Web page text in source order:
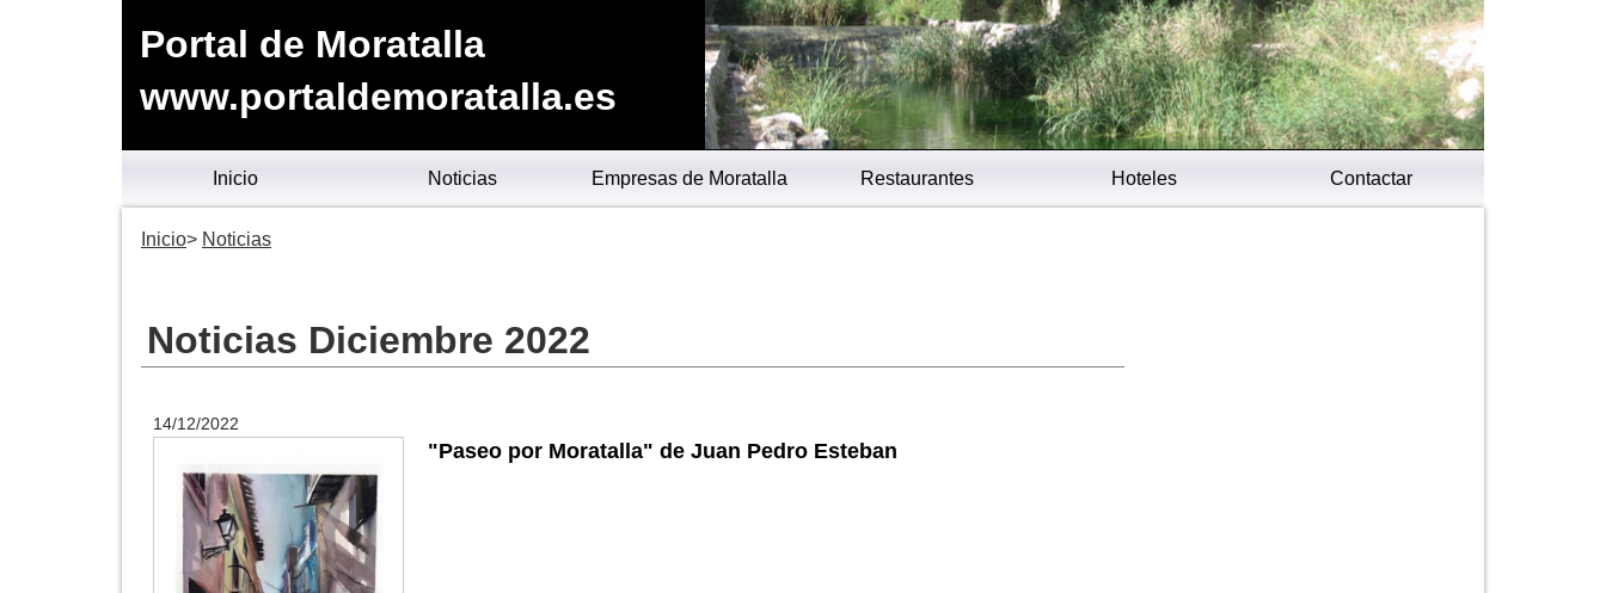
Portal de Moratalla
www.portaldemoratalla.es
Inicio Noticias Empresas de Moratalla Restaurantes Hoteles Contactar
Inicio Noticias
Noticias Diciembre 2022
14/12/2022
"Paseo por Moratalla" de Juan Pedro Esteban